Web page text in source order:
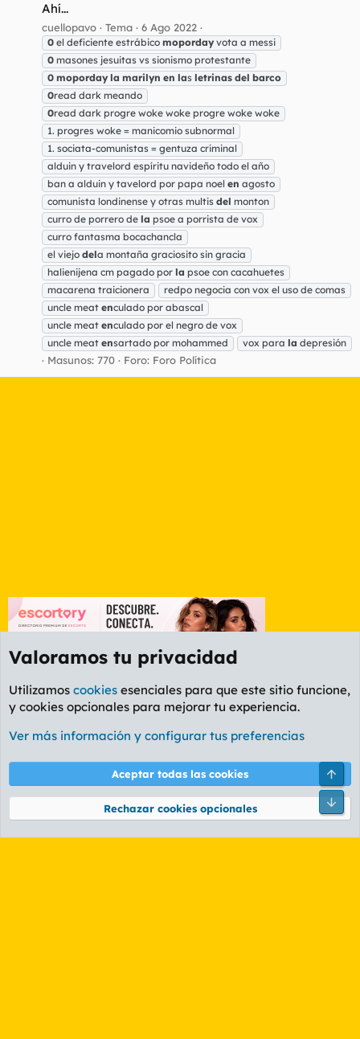
Ahí...
cuellopavo Tema 6 Ago 2022
0 el deficiente estrábico moporday vota a messi
0 masones jesuitas vs sionismo protestante
0 moporday la marilyn en las letrinas del barco
0read dark meando
0read dark progre woke woke progre woke woke
1. progres woke = manicomio subnormal
1. sociata-comunistas = gentuza criminal
alduin y travelord espíritu navideño todo el año
ban a alduin y tavelord por papa noel en agosto
comunista londinense y otras multis del monton
curro de porrero de la psoe a porrista de vox
curro fantasma bocachancla
el viejo dela montaña graciosito sin gracia
halienijena cm pagado por la psoe con cacahuetes
macarena traicionera
redpo negocia con vox el uso de comas
uncle meat enculado por abascal
uncle meat enculado por el negro de vox
uncle meat ensartado por mohammed vox para la depresión
Masunos: 770 Foro: Foro Política
Etiquetas
Cookies
PL OLDSTYLE AMARILLO
Términos y reglas Política de privacidad Ayuda
Community platform by XenForo® © 2010-2026 XenForo Ltd.
Valoramos tu privacidad
Utilizamos cookies esenciales para que este sitio funcione,
y cookies opcionales para mejorar tu experiencia.
Ver más información y configurar tus preferencias
Aceptar todas las cookies
Rechazar cookies opcionales
Pie